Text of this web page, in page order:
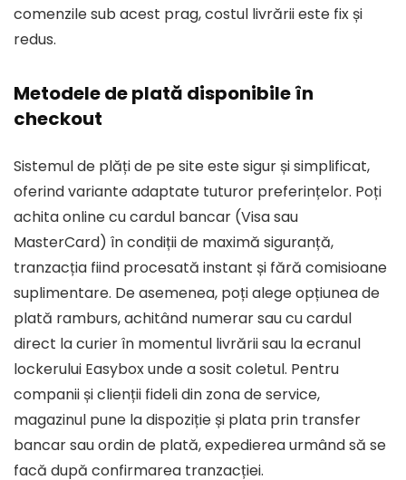
comenzile sub acest prag, costul livrării este fix și
redus.
Metodele de plată disponibile în
checkout
Sistemul de plăți de pe site este sigur și simplificat,
oferind variante adaptate tuturor preferințelor. Poți
achitaonline cu cardul bancar (Visa sau
MasterCard) în condiții de maximă siguranță,
tranzacția fiind procesată instant și fără comisioane
suplimentare. De asemenea, poți alege opțiunea de
plată ramburs, achitând numerar sau cu cardul
direct la curier în momentul livrării sau la ecranul
lockerului Easybox unde a sosit coletul. Pentru
companii și clienții fideli din zona de service,
magazinul pune la dispoziție și plata prin transfer
bancar sau ordin de plată, expedierea urmând să se
facă după confirmarea tranzacției.